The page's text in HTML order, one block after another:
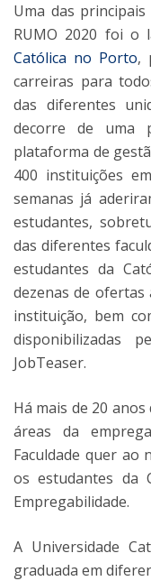
Uma das
RUMO 2020 foi o
Católica no Porto,
carreiras para
das diferentes
decorre de uma
plataforma de
400 instituições
semanas já
estudantes,
das diferentes
estudantes da
dezenas de ofertas
instituição, bem
disponibilizadas
JobTeaser.
Há mais de 20
áreas da
Faculdade quer ao
os estudantes da
Empregabilidade.
A Universidade
graduada em